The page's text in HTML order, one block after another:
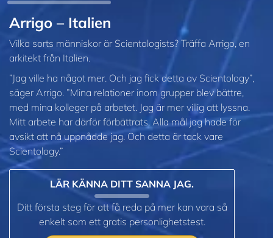
Arrigo – Italien
Vilka sorts människor är Scientologists? Träffa Arrigo, en
arkitekt från Italien.
”Jag ville ha något mer. Och jag fick detta av Scientology”,
säger Arrigo. ”Mina relationer inom grupper blev bättre,
med mina kolleger på arbetet. Jag är mer villig att lyssna.
Mitt arbete har därför förbättrats. Alla mål jag hade för
avsikt att nå uppnådde jag. Och detta är tack vare
Scientology.”
LÄR KÄNNA DITT SANNA JAG.
Ditt första steg för att få reda på mer kan vara så
enkelt som ett gratis personlighetstest.